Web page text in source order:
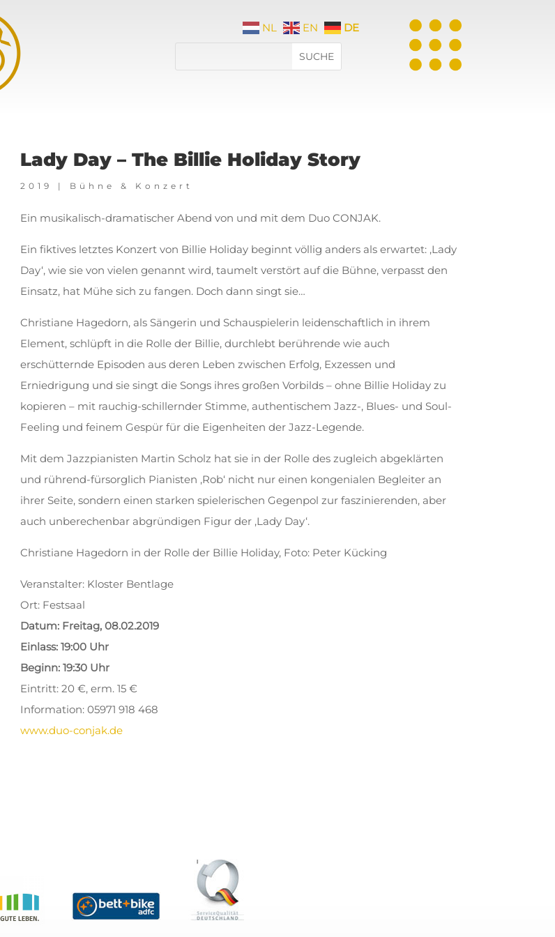
NL EN DE
Lady Day – The Billie Holiday Story
2019 | Bühne & Konzert
Ein musikalisch-dramatischer Abend von und mit dem Duo CONJAK.
Ein fiktives letztes Konzert von Billie Holiday beginnt völlig anders als erwartet: ‚Lady
Day‘, wie sie von vielen genannt wird, taumelt verstört auf die Bühne, verpasst den
Einsatz, hat Mühe sich zu fangen. Doch dann singt sie…
Christiane Hagedorn, als Sängerin und Schauspielerin leidenschaftlich in ihrem
Element, schlüpft in die Rolle der Billie, durchlebt berührende wie auch
erschütternde Episoden aus deren Leben zwischen Erfolg, Exzessen und
Erniedrigung und sie singt die Songs ihres großen Vorbilds – ohne Billie Holiday zu
kopieren – mit rauchig-schillernder Stimme, authentischem Jazz-, Blues- und Soul-
Feeling und feinem Gespür für die Eigenheiten der Jazz-Legende.
Mit dem Jazzpianisten Martin Scholz hat sie in der Rolle des zugleich abgeklärten
und rührend-fürsorglich Pianisten ‚Rob‘ nicht nur einen kongenialen Begleiter an
ihrer Seite, sondern einen starken spielerischen Gegenpol zur faszinierenden, aber
auch unberechenbar abgründigen Figur der ‚Lady Day‘.
Christiane Hagedorn in der Rolle der Billie Holiday, Foto: Peter Kücking
Veranstalter: Kloster Bentlage
Ort: Festsaal
Datum: Freitag, 08.02.2019
Einlass: 19:00 Uhr
Beginn: 19:30 Uhr
Eintritt: 20 €, erm. 15 €
Information: 05971 918 468
www.duo-conjak.de